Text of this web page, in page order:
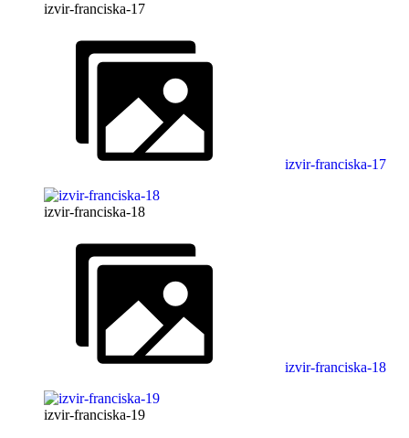
izvir-franciska-17
izvir-franciska-17
izvir-franciska-18
izvir-franciska-18
izvir-franciska-19